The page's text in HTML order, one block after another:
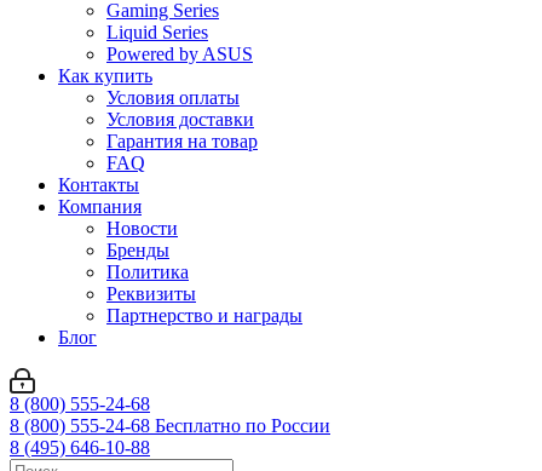
Gaming Series
Liquid Series
Powered by ASUS
Как купить
Условия оплаты
Условия доставки
Гарантия на товар
FAQ
Контакты
Компания
Новости
Бренды
Политика
Реквизиты
Партнерство и награды
Блог
8 (800) 555-24-68
8 (800) 555-24-68 Бесплатно по России
8 (495) 646-10-88